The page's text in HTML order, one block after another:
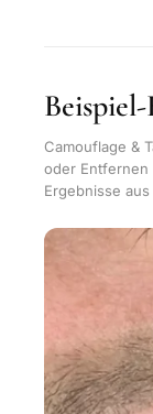
Beispiel-
Camouflage &
oder Entfernen
Ergebnisse